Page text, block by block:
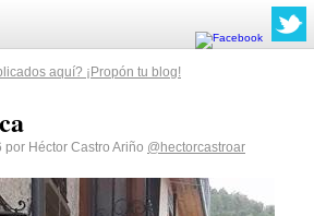
aquí? ¡Propón tu blog!
Héctor Castro Ariño @hectorcastroar